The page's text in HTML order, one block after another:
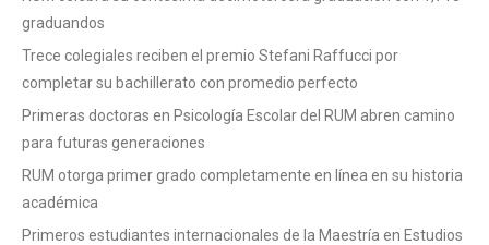
graduandos
Trece colegiales reciben el premio Stefani Raffucci por
completar su bachillerato con promedio perfecto
Primeras doctoras en Psicología Escolar del RUM abren camino
para futuras generaciones
RUM otorga primer grado completamente en línea en su historia
académica
Primeros estudiantes internacionales de la Maestría en Estudios